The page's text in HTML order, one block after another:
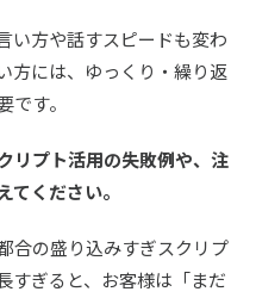
い方や話すスピードも変わ
方には、ゆっくり・繰り返
す。
プト活用の失敗例や、注
ください。
合の盛り込みすぎスクリプ
すぎると、お客様は「まだ